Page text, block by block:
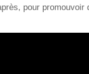
pour promouvoir